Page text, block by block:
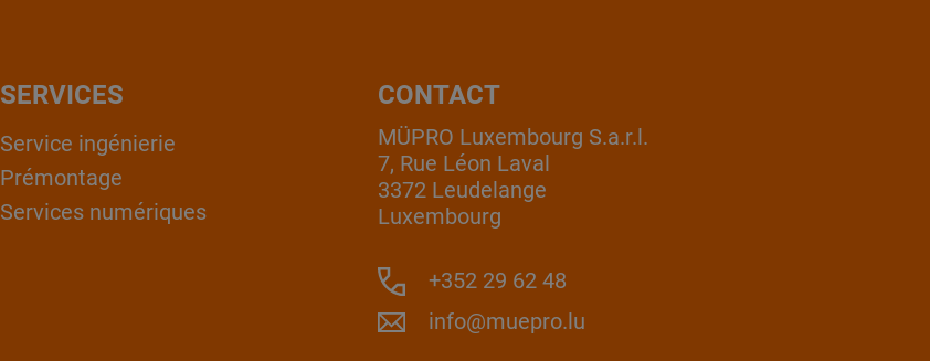
CONTACT
MÜPRO Luxembourg S.a.r.l.
7, Rue Léon Laval
3372 Leudelange
Luxembourg
+352 29 62 48
info@muepro.lu
SERVICES
Service ingénierie
Prémontage
Services numériques